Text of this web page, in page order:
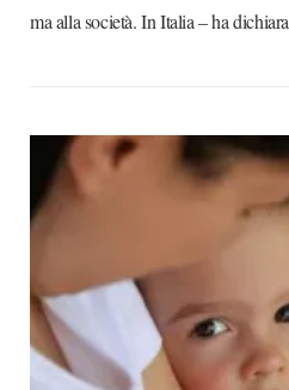
ma alla società. In Italia – ha